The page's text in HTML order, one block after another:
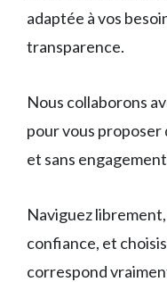
adaptée à vos
transparence.
Nous collaborons
pour vous proposer
et sans
Naviguez
confiance, et
correspond